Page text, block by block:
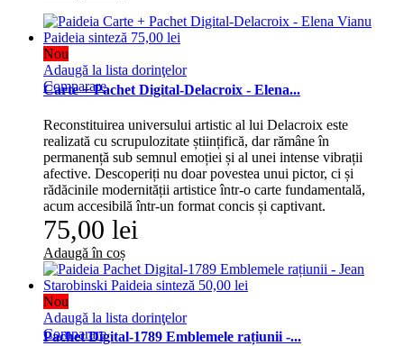
Nou
Adaugă la lista dorinţelor
Comparare
Carte + Pachet Digital-Delacroix - Elena...
Reconstituirea universului artistic al lui Delacroix este
realizată cu scrupulozitate științifică, dar rămâne în
permanență sub semnul emoției și al unei intense vibrații
afective. Descoperiți nu doar povestea unui pictor, ci și
rădăcinile modernității artistice într-o carte fundamentală,
acum accesibilă într-un format concis și captivant.
75,00 lei
Adaugă în coș
Nou
Adaugă la lista dorinţelor
Comparare
Pachet Digital-1789 Emblemele rațiunii -...